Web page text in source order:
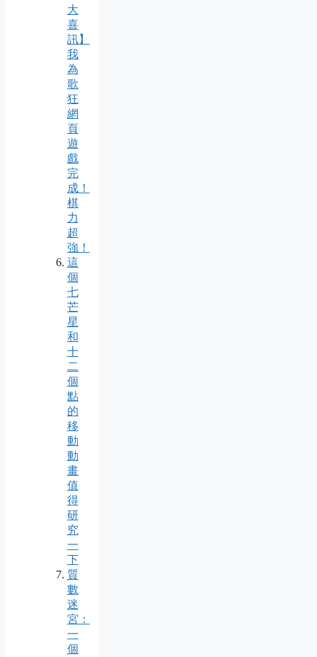
大
喜
訊】
我
為
歌
狂
網
頁
遊
戲
完
成！
棋
力
超
強！
這
個
七
芒
星
和
十
二
個
點
的
移
動
動
畫
值
得
研
究
一
下
質
數
迷
宮：
一
個